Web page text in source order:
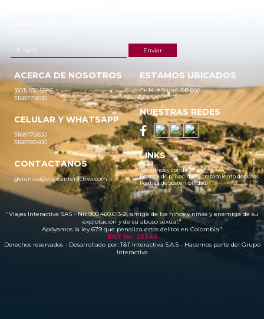
ACERCA DE NOSOTROS
(601) 530 5586
3168770630
CELULAR Y WHATSAPP
3168770630
3168785400
CONTACTANOS
gerencia@viajesinteractiva.com
ESTAMOS UBICADOS
Cr 14 # 94-44 OF 602
NUESTRAS REDES
LINKS
Términos y condiciones
Política de privacidad y tratamiento de datos
Política de Sostenibilidad
"Viajes Interactiva SAS - Nit 900.460.613-2, amiga de los niños y niñas y enemiga de su
explotación y de su abuso sexual."
Apóyamos la ley 679 que penaliza estos delitos en Colombia"
RNT No. 26346
Derechos reservados - Desarrollado por:T&T Interactiva S.A.S- Hacemos parte del Grupo
Interactiva